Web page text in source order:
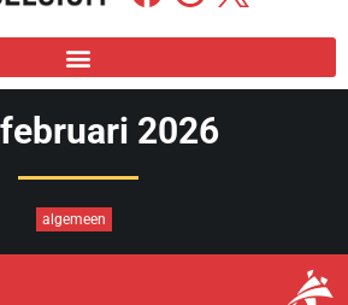
2026
algemeen